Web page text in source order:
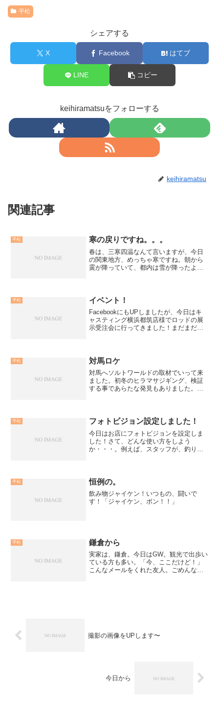
平松
シェアする
X Facebook はてブ
LINE コピー
keihiramatsuをフォローする
keihiramatsu
関連記事
平松 寒の戻りですね。。。
春は、三寒四温なんて言いますが、今日
の関東地方、めっちゃ寒ですね。朝から
霙が降っていて、都内は雪が降ったよう
いもんです（笑)。Pさん...
平松 イベント！
FacebookにもUPしましたが、今日はキ
ャスティング横浜都筑店様でロッドの展
示受注会に行ってきました！まだまだ
下さり、感謝に...
平松 対馬ロケ
対馬へソルトワールドの取材でいって来
ました。初冬のヒラマサジギング、検証
する事であらたな発見もありました。ま
た。ワラサばかりに苦しん...
平松 フォトビジョン設定しました！
今日はお店にフォトビジョンを設定しま
した！さて、どんな使い方をしよう
か・・・。例えば、スタッフが、釣り場
する。また、色々な釣り場(港...
平松 恒例の。
飲み物ジャイケン！いつもの、闘いで
す！「ジャイケン、ポン！！」
平松 鎌倉から
実家は、鎌倉。今日はGW。観光で出歩い
ている方も多い。「今、ここだけど！」
こんなメールをくれた友人。ごめんなさ
撮影の画像をUPします〜
今日から